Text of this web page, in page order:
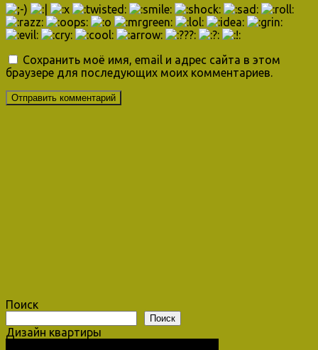
Сохранить моё имя, email и адрес сайта в этом
браузере для последующих моих комментариев.
Поиск
Поиск
Дизайн квартиры